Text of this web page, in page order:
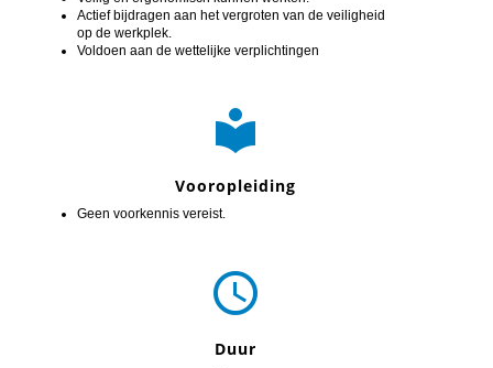
Actief bijdragen aan het vergroten van de veiligheid
op de werkplek.
Voldoen aan de wettelijke verplichtingen

Vooropleiding
Geen voorkennis vereist.

Duur